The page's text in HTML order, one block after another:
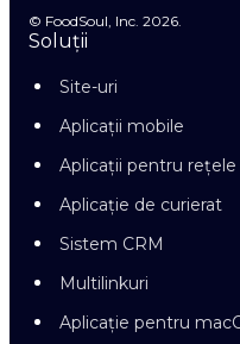
© FoodSoul, Inc. 2026.
Soluții
Site-uri
Aplicații mobile
Aplicații pentru rețele
Aplicație de curierat
Sistem CRM
Multilinkuri
Aplicație pentru